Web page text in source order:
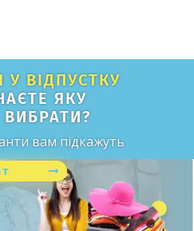
У ВІДПУСТКУ
ЯКУ
ВИБРАТИ?
вам підкажуть